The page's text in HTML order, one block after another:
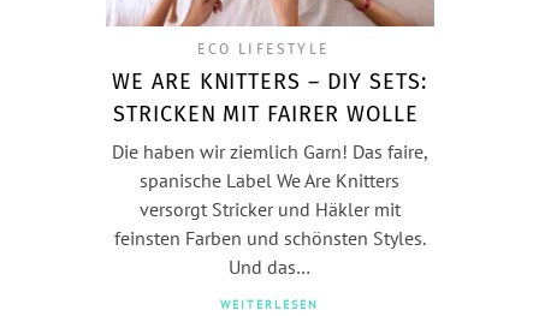
ECO LIFESTYLE
WE ARE KNITTERS – DIY SETS:
STRICKEN MIT FAIRER WOLLE
Die haben wir ziemlich Garn! Das faire,
spanische Label We Are Knitters
versorgt Stricker und Häkler mit
feinsten Farben und schönsten Styles.
Und das…
WEITERLESEN